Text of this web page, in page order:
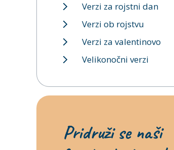
Verzi za rojstni dan
Verzi ob rojstvu
Verzi za valentinovo
Velikonočni verzi
Pridruži se naši